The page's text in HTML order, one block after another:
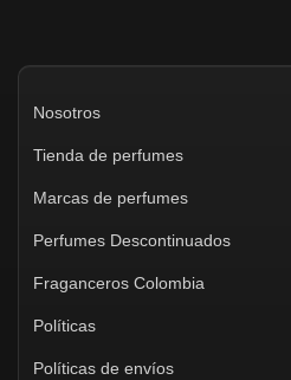
Nosotros
Tienda de perfumes
Marcas de perfumes
Perfumes Descontinuados
Fraganceros Colombia
Políticas
Políticas de envíos